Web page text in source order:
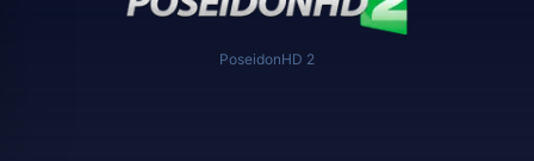
PoseidonHD 2